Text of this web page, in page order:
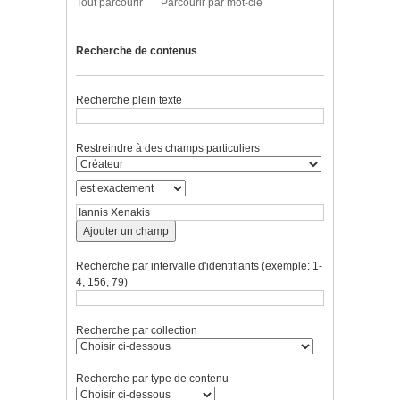
Tout parcourir Parcourir par mot-clé
Recherche de contenus
Recherche plein texte
Restreindre à des champs particuliers
Ajouter un champ
Recherche par intervalle d'identifiants (exemple: 1-
4, 156, 79)
Recherche par collection
Recherche par type de contenu